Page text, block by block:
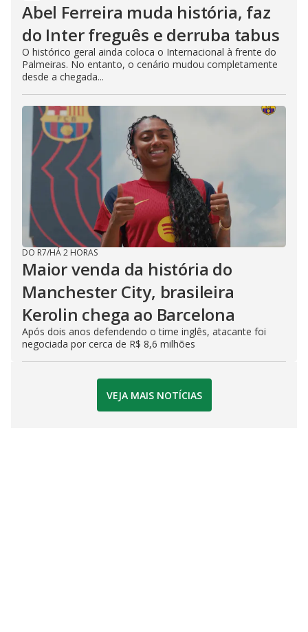
Abel Ferreira muda história, faz
do Inter freguês e derruba tabus
O histórico geral ainda coloca o Internacional à frente do
Palmeiras. No entanto, o cenário mudou completamente
desde a chegada...
DO R7/HÁ 2 HORAS
Maior venda da história do
Manchester City, brasileira
Kerolin chega ao Barcelona
Após dois anos defendendo o time inglês, atacante foi
negociada por cerca de R$ 8,6 milhões
VEJA MAIS NOTÍCIAS